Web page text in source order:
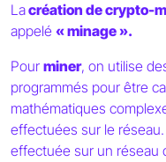
Lacréation de crypto-
appelé « minage ».
Pour miner, on utilise
programmés pour être
mathématiques
effectuées sur le
effectuée sur un réseau